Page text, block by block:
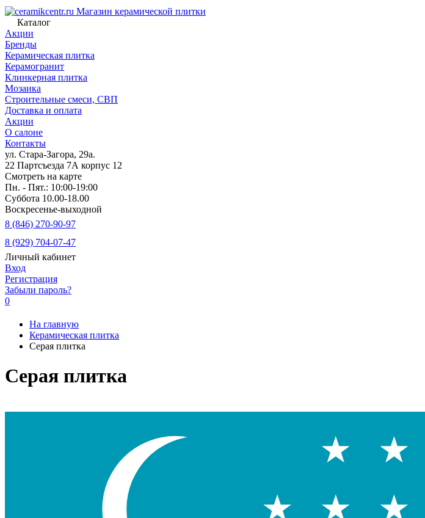
Магазин керамической плитки
Каталог
Акции
Бренды
Керамическая плитка
Керамогранит
Клинкерная плитка
Мозаика
Строительные смеси, СВП
Доставка и оплата
Акции
О салоне
Контакты
ул. Стара-Загора, 29а.
22 Партсъезда 7А корпус 12
Смотреть на карте
Пн. - Пят.: 10:00-19:00
Суббота 10.00-18.00
Воскресенье-выходной
8 (846) 270-90-97
8 (929) 704-07-47
Личный кабинет
Вход
Регистрация
Забыли пароль?
0
На главную
Керамическая плитка
Серая плитка
Серая плитка